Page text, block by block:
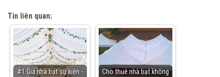
Tin liên quan:
#1 Giá nhà bạt sự kiện -
Cho thuê nhà bạt không